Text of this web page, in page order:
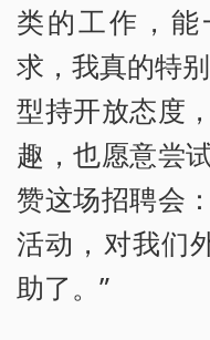
类的工作，
求，我真的特
型持开放态度
趣，也愿意尝
赞这场招聘会
活动，对我们
助了。”